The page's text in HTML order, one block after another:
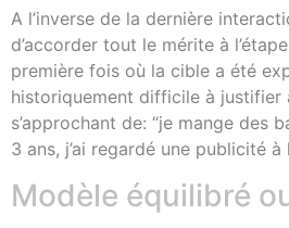
A l’inverse de la dernière
d’accorder tout le mérite à
première fois où la cible a été
historiquement difficile à justifier
s’approchant de: “je mange des
3 ans, j’ai regardé une publicité à
Modèle équilibré